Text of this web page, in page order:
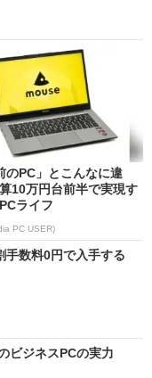
のPC」とこんなに違
10万円台前半で実現す
ライフ
PC USER)
数料0円で入手する
ビジネスPCの実力